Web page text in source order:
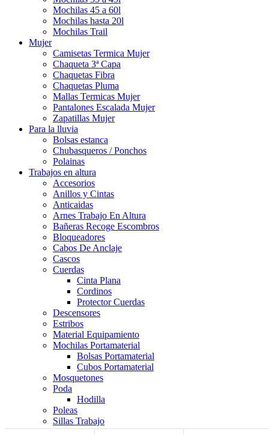
Mochilas 45 a 60l
Mochilas hasta 20l
Mochilas Trail
Mujer
Camisetas Termica Mujer
Chaqueta 3ª Capa
Chaquetas Fibra
Chaquetas Pluma
Mallas Termicas Mujer
Pantalones Escalada Mujer
Zapatillas Mujer
Para la lluvia
Bolsas estanca
Chubasqueros / Ponchos
Polainas
Trabajos en altura
Accesorios
Anillos y Cintas
Anticaidas
Arnes Trabajo En Altura
Bañeras Recoge Escombros
Bloqueadores
Cabos De Anclaje
Cascos
Cuerdas
Cinta Plana
Cordinos
Protector Cuerdas
Descensores
Estribos
Material Equipamiento
Mochilas Portamaterial
Bolsas Portamaterial
Cubos Portamaterial
Mosquetones
Poda
Hodilla
Poleas
Sillas Trabajo